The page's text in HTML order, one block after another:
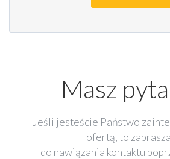
Masz
Jeśli jesteście Państwo
ofertą, to
do nawiązania kontaktu